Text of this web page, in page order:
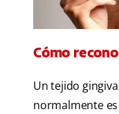
Cómo
Un tejido
normalmente